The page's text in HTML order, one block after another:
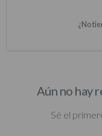
¿No
Aún no hay
Sé el